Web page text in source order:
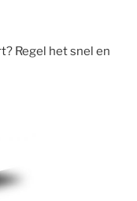
Regel het snel en